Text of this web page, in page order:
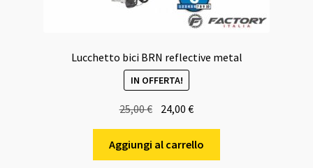
Lucchetto bici BRN reflective metal
IN OFFERTA!
25,00€
originale
era:
24,00€Il
attuale
è:
Aggiungi al carrello